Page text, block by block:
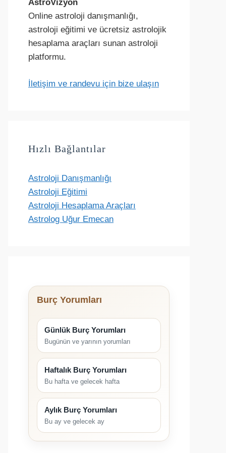
AstroVizyon
Online astroloji danışmanlığı,
astroloji eğitimi ve ücretsiz astrolojik
hesaplama araçları sunan astroloji
platformu.
İletişim ve randevu için bize ulaşın
Hızlı Bağlantılar
Astroloji Danışmanlığı
Astroloji Eğitimi
Astroloji Hesaplama Araçları
Astrolog Uğur Emecan
Burç Yorumları
Günlük Burç Yorumları
Bugünün ve yarının yorumları
Haftalık Burç Yorumları
Bu hafta ve gelecek hafta
Aylık Burç Yorumları
Bu ay ve gelecek ay